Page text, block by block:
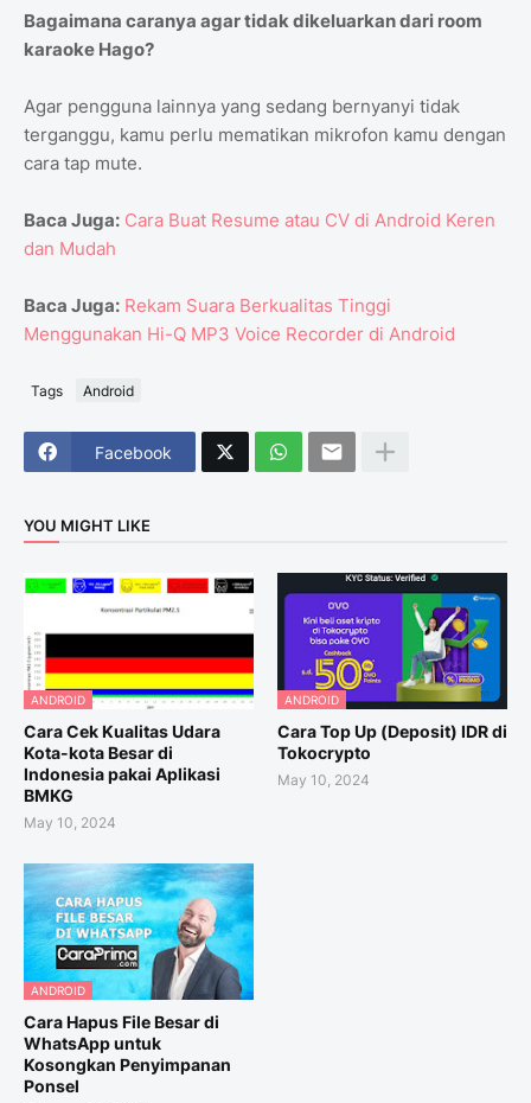
Bagaimana caranya agar tidak dikeluarkan dari room
karaoke Hago?
Agar pengguna lainnya yang sedang bernyanyi tidak
terganggu, kamu perlu mematikan mikrofon kamu dengan
cara tap mute.
Baca Juga: Cara Buat Resume atau CV di Android Keren
dan Mudah
Baca Juga: Rekam Suara Berkualitas Tinggi
Menggunakan Hi-Q MP3 Voice Recorder di Android
Tags Android
Facebook
YOU MIGHT LIKE
ANDROID
Cara Cek Kualitas Udara
Kota-kota Besar di
Indonesia pakai Aplikasi
BMKG
May 10, 2024
ANDROID
Cara Top Up (Deposit) IDR di
Tokocrypto
May 10, 2024
ANDROID
Cara Hapus File Besar di
WhatsApp untuk
Kosongkan Penyimpanan
Ponsel